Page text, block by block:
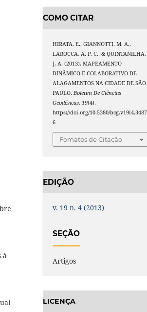
à
COMO CITAR
HIRATA, E., GIANNOTTI, M. A.,
LAROCCA, A. P. C., & QUINTANILHA,
J. A. (2013). MAPEAMENTO
DINÂMICO E COLABORATIVO DE
ALAGAMENTOS NA CIDADE DE SÃO
PAULO. Boletim De Ciências
Geodésicas, 19(4).
https://doi.org/10.5380/bcg.v19i4.3487
6
Fomatos de Citação
EDIÇÃO
v. 19 n. 4 (2013)
SEÇÃO
Artigos
LICENÇA